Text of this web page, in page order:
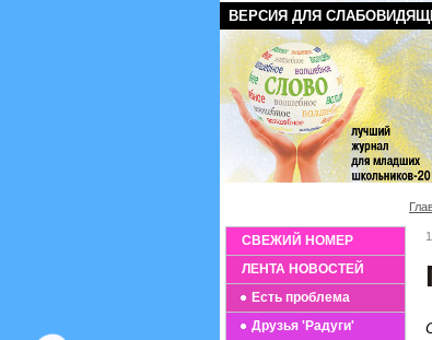
ВЕРСИЯ ДЛЯ
СВЕЖИЙ НОМЕР
ЛЕНТА НОВОСТЕЙ
Есть проблема
Друзья 'Радуги'